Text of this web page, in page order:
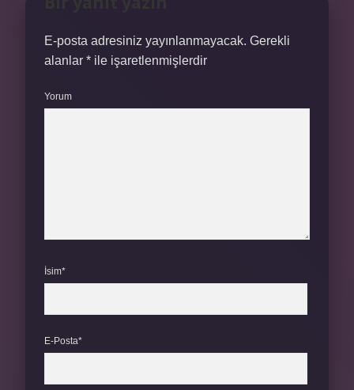
E-posta adresiniz yayınlanmayacak. Gerekli
alanlar * ile işaretlenmişlerdir
Yorum
İsim*
E-Posta*